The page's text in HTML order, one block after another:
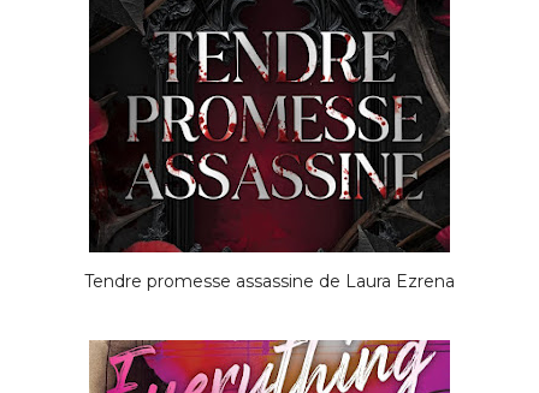
Tendre promesse assassine de Laura Ezrena